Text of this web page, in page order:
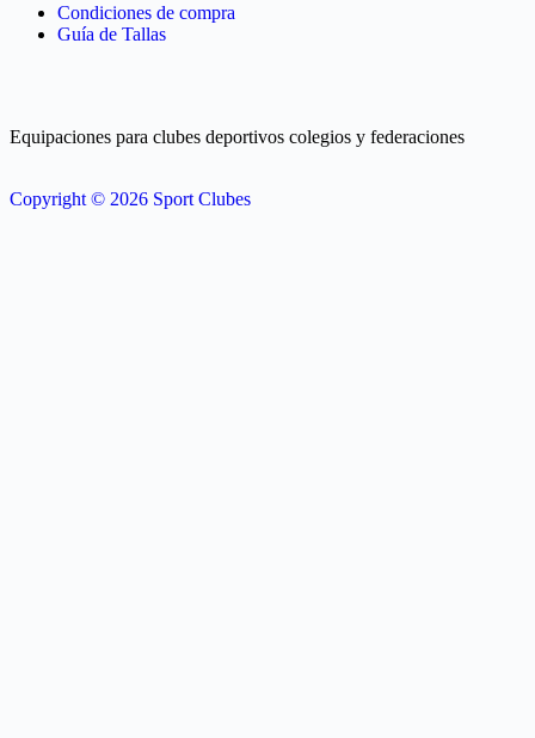
Condiciones de compra
Guía de Tallas
Equipaciones para clubes deportivos colegios y federaciones
Copyright © 2026 Sport Clubes